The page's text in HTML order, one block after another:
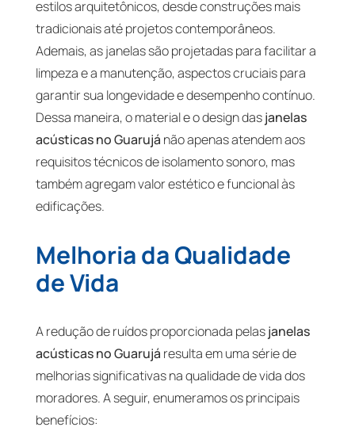
estilos arquitetônicos, desde construções mais
tradicionais até projetos contemporâneos.
Ademais, as janelas são projetadas para facilitar a
limpeza e a manutenção, aspectos cruciais para
garantir sua longevidade e desempenho contínuo.
Dessa maneira, o material e o design dasjanelas
acústicas no Guarujá não apenas atendem aos
requisitos técnicos de isolamento sonoro, mas
também agregam valor estético e funcional às
edificações.
Melhoria da Qualidade
de Vida
A redução de ruídos proporcionada pelasjanelas
acústicas no Guarujá resulta em uma série de
melhorias significativas na qualidade de vida dos
moradores. A seguir, enumeramos os principais
benefícios: